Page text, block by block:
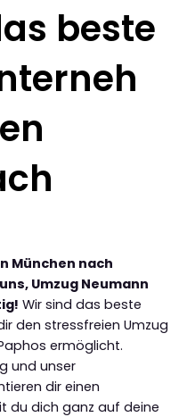
beste
München nach
Umzug Neumann
Wir sind das beste
den stressfreien Umzug
ermöglicht.
und unser
dir einen
du dich ganz auf deine